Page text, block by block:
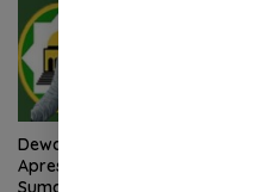
Dewan Masjid Indonesia
Apresiasi Kinerja Polri